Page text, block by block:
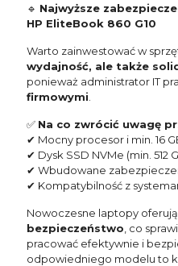
🔹 Najwyższe
HP EliteBook 860 G10
Warto zainwestować w
wydajność, ale także
ponieważ administrator IT
firmowymi
✅ Na co zwrócić uwagę
✔ Mocny procesor i min. 16
✔ Dysk SSD NVMe (min. 512
✔ Wbudowane
✔ Kompatybilność z
Nowoczesne laptopy oferują
bezpieczeństwo , co
pracować efektywnie i
odpowiedniego modelu to